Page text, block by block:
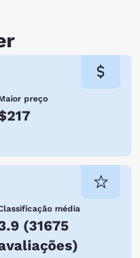
preço
média
(31675
)